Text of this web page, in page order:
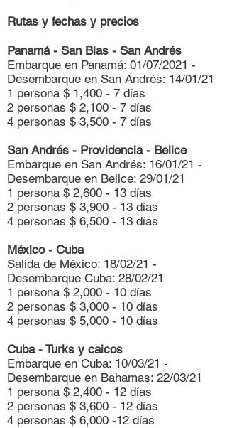
Rutas y fechas y precios
Panamá - San Blas - San Andrés
Embarque en Panamá: 01/07/2021 -
Desembarque en San Andrés: 14/01/21
1 persona $ 1,400 - 7 días
2 personas $ 2,100 - 7 días
4 personas $ 3,500 - 7 días
San Andrés - Providencia - Belice
Embarque en San Andrés: 16/01/21 -
Desembarque en Belice: 29/01/21
1 persona $ 2,600 - 13 días
2 personas $ 3,900 - 13 días
4 personas $ 6,500 - 13 días
México - Cuba
Salida de México: 18/02/21 -
Desembarque Cuba: 28/02/21
1 persona $ 2,000 - 10 días
2 personas $ 3,000 - 10 días
4 personas $ 5,000 - 10 días
Cuba - Turks y caicos
Embarque en Cuba: 10/03/21 -
Desembarque en Bahamas: 22/03/21
1 persona $ 2,400 - 12 días
2 personas $ 3,600 - 12 días
4 personas $ 6,000 -12 días